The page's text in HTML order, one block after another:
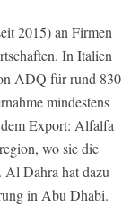
2015) an Firmen
In Italien
ADQ für rund 830
mindestens
Export: Alfalfa
wo sie die
Al Dahra hat dazu
in Abu Dhabi.